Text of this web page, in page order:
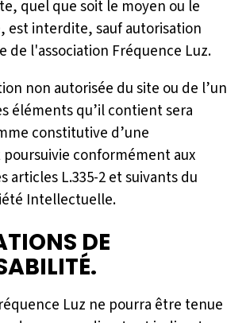
quel que soit le moyen ou le
est interdite, sauf autorisation
de l'association Fréquence Luz.
non autorisée du site ou de l’un
éléments qu’il contient sera
constitutive d’une
conformément aux
articles L.335-2 et suivants du
Intellectuelle.
DE
Luz ne pourra être tenue